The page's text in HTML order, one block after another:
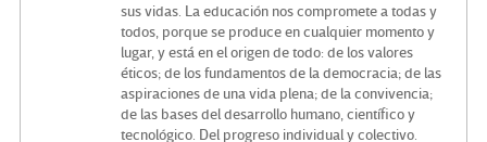
sus vidas. La educación nos compromete a todas y
todos, porque se produce en cualquier momento y
lugar, y está en el origen de todo: de los valores
éticos; de los fundamentos de la democracia; de las
aspiraciones de una vida plena; de la convivencia;
de las bases del desarrollo humano, científico y
tecnológico. Del progreso individual y colectivo.